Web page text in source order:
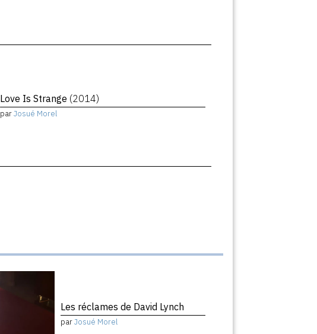
Love Is Strange (2014)
parJosué Morel
Les réclames de David Lynch
parJosué Morel